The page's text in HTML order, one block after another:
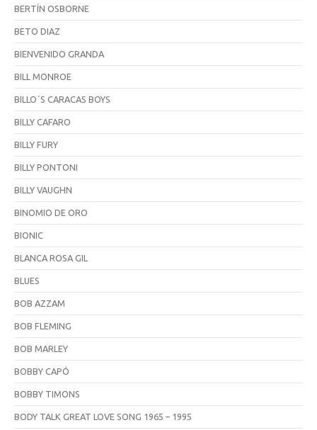
BERTÍN OSBORNE
BETO DIAZ
BIENVENIDO GRANDA
BILL MONROE
BILLO´S CARACAS BOYS
BILLY CAFARO
BILLY FURY
BILLY PONTONI
BILLY VAUGHN
BINOMIO DE ORO
BIONIC
BLANCA ROSA GIL
BLUES
BOB AZZAM
BOB FLEMING
BOB MARLEY
BOBBY CAPÓ
BOBBY TIMONS
BODY TALK GREAT LOVE SONG 1965 – 1995